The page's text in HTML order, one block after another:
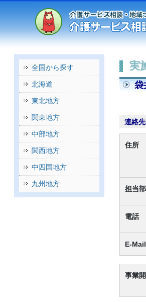
全国から探す
北海道
東北地方
関東地方
中部地方
関西地方
中四国地方
九州地方
実
袋
連絡先
住所
担当
電話
E-Mail
事業